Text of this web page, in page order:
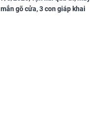
mắn gõ cửa, 3 con giáp khai